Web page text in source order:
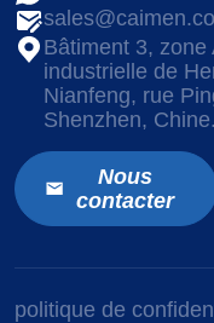
Bâtiment 3, zone
industrielle de
Nianfeng, rue
Shenzhen,
Nous
contacter
politique de